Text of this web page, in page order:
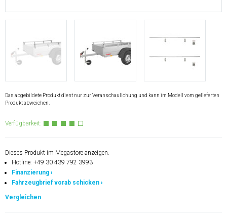
Das abgebildete Produkt dient nur zur Veranschaulichung und kann im Modell vom gelieferten
Produkt abweichen.
Verfügbarkeit:
Dieses Produkt im Megastore anzeigen.
Hotline: +49 30 439 792 3993
Finanzierung ›
Fahrzeugbrief vorab schicken ›
Vergleichen